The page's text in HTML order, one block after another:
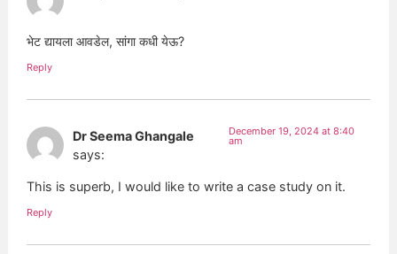
भेट द्यायला आवडेल, सांगा कधी येऊ?
Reply
Dr Seema Ghangale
says:
December 19, 2024 at 8:40
am
This is superb, I would like to write a case study on it.
Reply